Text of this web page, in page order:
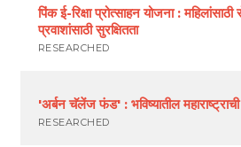
पिंक ई-रिक्षा प्रोत्साहन योजना :
प्रवाशांसाठी सुरक्षितता
RESEARCHED
'अर्बन चॅलेंज फंड' : भविष्यातील महाराष्ट्राची
RESEARCHED